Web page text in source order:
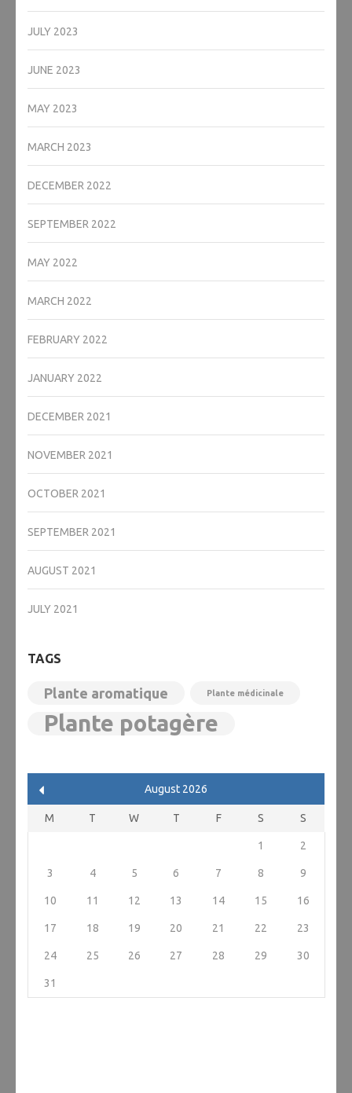
JULY 2023
JUNE 2023
MAY 2023
MARCH 2023
DECEMBER 2022
SEPTEMBER 2022
MAY 2022
MARCH 2022
FEBRUARY 2022
JANUARY 2022
DECEMBER 2021
NOVEMBER 2021
OCTOBER 2021
SEPTEMBER 2021
AUGUST 2021
JULY 2021
TAGS
Plante aromatique Plante médicinale
Plante potagère
August 2026
M T W T F S S
1 2
3 4 5 6 7 8 9
10 11 12 13 14 15 16
17 18 19 20 21 22 23
24 25 26 27 28 29 30
31